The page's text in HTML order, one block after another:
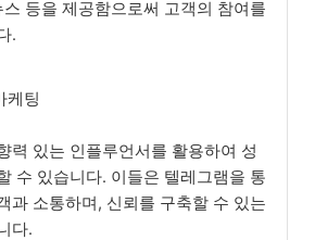
등을 제공함으로써 고객의 참여를
.
케팅
력 있는 인플루언서를 활용하여 성
수 있습니다. 이들은 텔레그램을 통
과 소통하며, 신뢰를 구축할 수 있는
다.